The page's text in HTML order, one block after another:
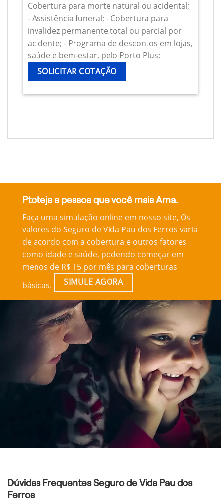
Cobertura para morte natural ou acidental;
- Assistência funeral; - Cobertura para
invalidez permanente total ou parcial por
acidente; - Programa de descontos em lojas,
saúde e bem-estar, pelo Porto Plus;
SOLICITAR COTAÇÃO
Ptoteja a pessoa que você mais Ama.
Faça uma simulação online em nosso site, Os
valores do Seguro de Vida Pau dos Ferros varia
de acordo com a cobertura e outros fatores
como idade e saúde, podendo começar em
menos de R$ 15 por mês para coberturas
básicas.
SIMULE AGORA
Dúvidas Frequentes Seguro de Vida Pau dos
Ferros